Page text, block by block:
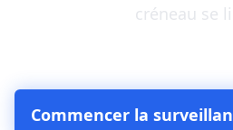
créneau se
Commencer la